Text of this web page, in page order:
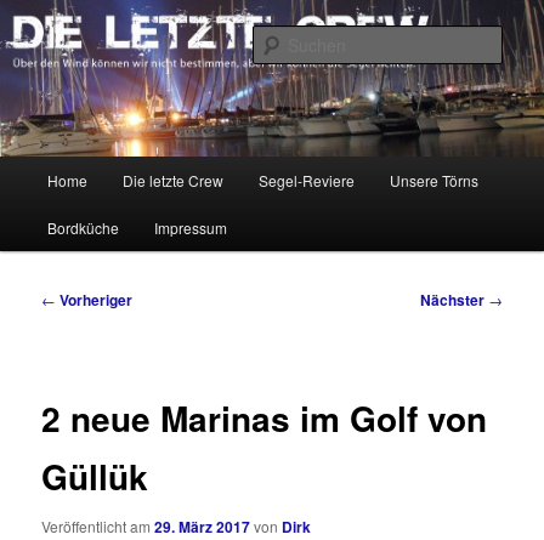
Zum
primären
Inhalt
springenDIE LETZTE CREW
Über den Wind können wir nicht bestimmen, aber wir können die Segel
richten.
Home Die letzte Crew Segel-Reviere Unsere Törns
Bordküche Impressum
Beitragsnavigation
← Vorheriger Nächster →
2 neue Marinas im Golf von
Güllük
Veröffentlicht am29. März 2017von Dirk